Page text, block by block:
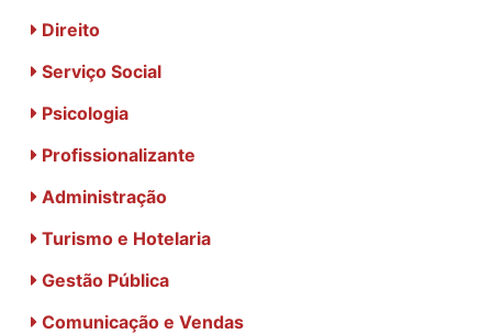
Direito
Serviço Social
Psicologia
Profissionalizante
Administração
Turismo e Hotelaria
Gestão Pública
Comunicação e Vendas